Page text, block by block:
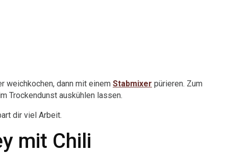
weichkochen, dann mit einem Stabmixer pürieren. Zum
Trockendunst auskühlen lassen.
dir viel Arbeit.
mit Chili